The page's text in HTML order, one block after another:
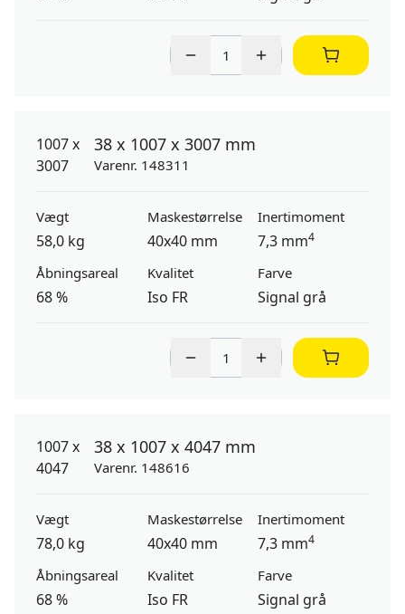
38 x 1007 x 3007 mm
Varenr. 148311
Vægt
58,0 kg
Maskestørrelse
40x40 mm
Inertimoment
7,3 mm4
Åbningsareal
68 %
Kvalitet
Iso FR
Farve
Signal grå
38 x 1007 x 4047 mm
Varenr. 148616
Vægt
78,0 kg
Maskestørrelse
40x40 mm
Inertimoment
7,3 mm4
Åbningsareal
68 %
Kvalitet
Iso FR
Farve
Signal grå